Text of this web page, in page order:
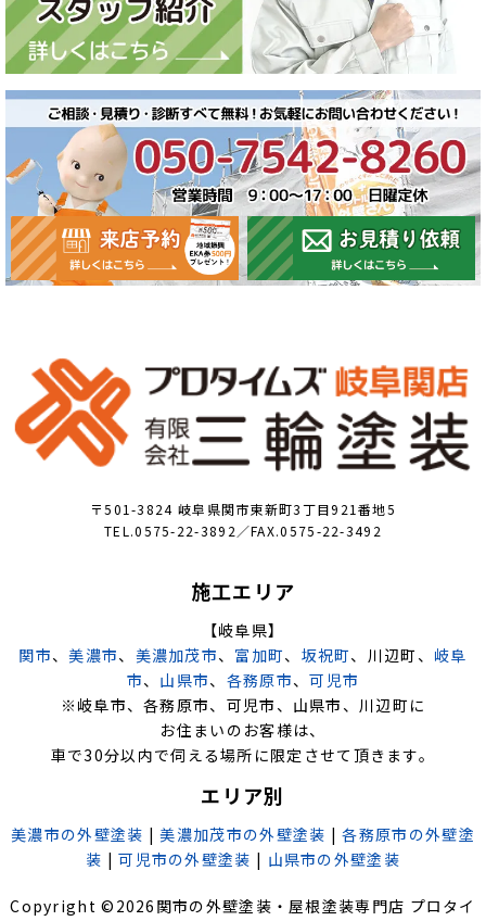
〒501-3824 岐阜県関市東新町3丁目921番地5
TEL.0575-22-3892／FAX.0575-22-3492
施工エリア
【岐阜県】
関市、美濃市、 美濃加茂市、 富加町、 坂祝町、川辺町、 岐阜
市、 山県市、 各務原市、可児市
※岐阜市、各務原市、可児市、山県市、川辺町に
お住まいのお客様は、
車で30分以内で伺える場所に限定させて頂きます。
エリア別
美濃市の外壁塗装 |美濃加茂市の外壁塗装 |各務原市の外壁塗
装 |可児市の外壁塗装 | 山県市の外壁塗装
Copyright © 2026 関市の外壁塗装・屋根塗装専門店 プロタイ